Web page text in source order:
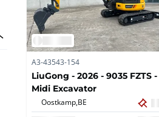
A3-43543-154
LiuGong - 2026 - 9035 FZTS -
Midi Excavator
Oostkamp, BE